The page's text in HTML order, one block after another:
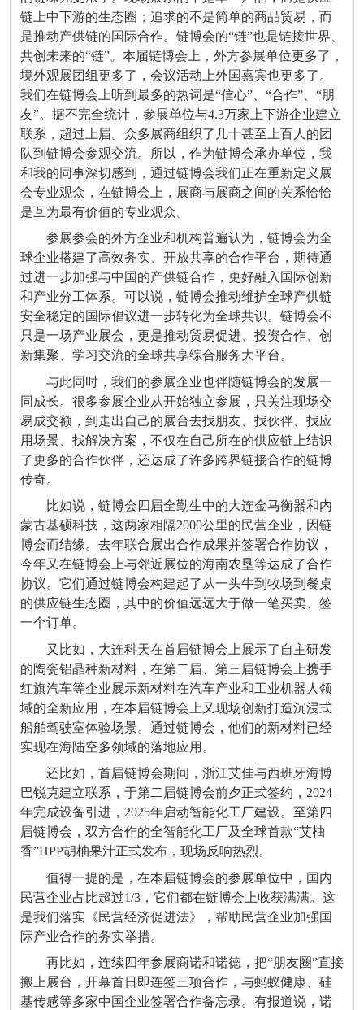
链上中下游的生态圈；追求的不是简单的商品贸易，而
是推动产供链的国际合作。链博会的“链”也是链接世界、
共创未来的“链”。本届链博会上，外方参展单位更多了，
境外观展团组更多了，会议活动上外国嘉宾也更多了。
我们在链博会上听到最多的热词是“信心” “合作” “朋
友”。据不完全统计，参展单位与4.3万家上下游企业建立
联系，超过上届。众多展商组织了几十甚至上百人的团
队到链博会参观交流。
所以，作为链博会承办单位，我
和我的同事深切感到，通过链博会我们正在重新定义展
会专业观众，在链博会上，展商与展商之间的关系恰恰
是互为最有价值的专业观众。
参展参会的外方企业和机构普遍认为，链博会为全
球企业搭建了高效务实、开放共享的合作平台，期待通
过进一步加强与中国的产供链合作，更好融入国际创新
和产业分工体系。可以说，链博会推动维护全球产供链
安全稳定的国际倡议进一步转化为全球共识。链博会不
只是一场产业展会，更是推动贸易促进、投资合作、创
新集聚、学习交流的全球共享综合服务大平台。
与此同时，我们的参展企业也伴随链博会的发展一
同成长。很多参展企业从开始独立参展，只关注现场交
易成交额，到走出自己的展台去找朋友、找伙伴、找应
用场景、找解决方案，不仅在自己所在的供应链上结识
了更多的合作伙伴，还达成了许多跨界链接合作的链博
传奇。
比如说，链博会四届全勤生中的大连金马衡器和内
蒙古基硕科技，这两家相隔2000公里的民营企业，因链
博会而结缘。去年联合展出合作成果并签署合作协议，
今年又在链博会上与邻近展位的海南农垦等达成了合作
协议。它们通过链博会构建起了从一头牛到牧场到餐桌
的供应链生态圈，其中的价值远远大于做一笔买卖、签
一个订单。
又比如，大连科天在首届链博会上展示了自主研发
的陶瓷铝晶种新材料，在第二届、第三届链博会上携手
红旗汽车等企业展示新材料在汽车产业和工业机器人领
域的全新应用，在本届链博会上又现场创新打造沉浸式
船舶驾驶室体验场景。通过链博会，他们的新材料已经
实现在海陆空多领域的落地应用。
还比如，首届链博会期间，浙江艾佳与西班牙海博
巴锐克建立联系，于第二届链博会前夕正式签约， 2024
年完成设备引进， 2025年启动智能化工厂建设。至第四
届链博会，双方合作的全智能化工厂及全球首款“艾柚
香”HPP胡柚果汁正式发布，现场反响热烈。
值得一提的是，在本届链博会的参展单位中，国内
民营企业占比超过1/3 ，它们都在链博会上收获满满。这
是我们落实《民营经济促进法》，帮助民营企业加强国
际产业合作的务实举措。
再比如，连续四年参展商诺和诺德，把“朋友圈”直接
搬上展台，开幕首日即连签三项合作，与蚂蚁健康、硅
基传感等多家中国企业签署合作备忘录。有报道说，诺